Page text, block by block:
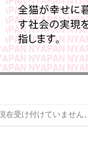
在受け付けていません。